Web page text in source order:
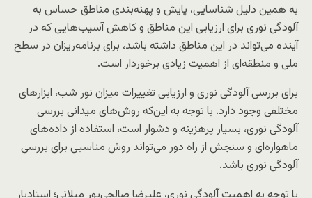
به همین دلیل شناسایی، پایش و پهنه‌بندی مناطق حساس به
آلودگی نوری برای ارزیابی این مناطق و کاهش آسیب‌هایی که در
آینده می‌تواند در این مناطق داشته باشد، برای برنامه‌ریزان در سطح
ملی و منطقه‌ای از اهمیت زیادی برخوردار است.
برای بررسی آلودگی نوری و ارزیابی تغییرات میزان نور شب، ابزارهای
مختلفی وجود دارد. با توجه به این‌که روش‌های میدانی بررسی
آلودگی نوری، بسیار پرهزینه و دشوار است، استفاده از داده‌های
ماهواره‌ای و سنجش از راه دور می‌تواند روش مناسبی برای بررسی
آلودگی نوری باشد.